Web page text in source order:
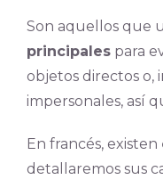
Son aquellos que
principalespara
objetos directos o,
impersonales, así
En francés, existen
detallaremos sus